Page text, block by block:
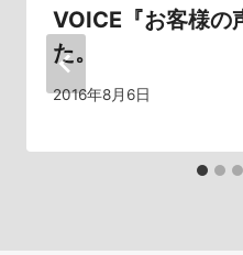
ョ
ン
VOICE『お客様の
た。
2016年8月6日